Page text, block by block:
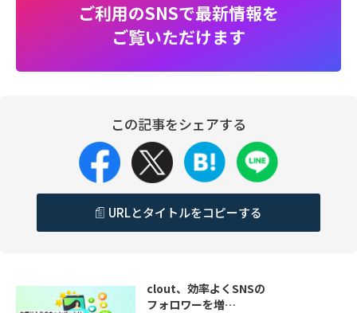
ご利用のSNSで最新情報を
ご覧いただけます
この記事をシェアする
URLとタイトルをコピーする
clout、効率よくSNSの
フォロワーを増…